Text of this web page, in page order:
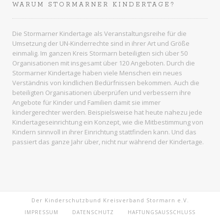
WARUM STORMARNER KINDERTAGE?
Die Stormarner Kindertage als Veranstaltungsreihe für die
Umsetzung der UN-Kinderrechte sind in ihrer Art und Größe
einmalig. Im ganzen Kreis Stormarn beteiligten sich über 50
Organisationen mit insgesamt über 120 Angeboten. Durch die
Stormarner Kindertage haben viele Menschen ein neues
Verständnis von kindlichen Bedürfnissen bekommen. Auch die
beteiligten Organisationen überprüfen und verbessern ihre
Angebote für Kinder und Familien damit sie immer
kindergerechter werden. Beispielsweise hat heute nahezu jede
Kindertageseinrichtung ein Konzept, wie die Mitbestimmung von
Kindern sinnvoll in ihrer Einrichtung stattfinden kann. Und das
passiert das ganze Jahr über, nicht nur während der Kindertage.
Der Kinderschutzbund Kreisverband Stormarn e.V.
IMPRESSUM DATENSCHUTZ HAFTUNGSAUSSCHLUSS